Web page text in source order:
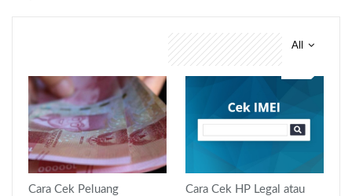
All
Cara Cek Peluang
Cara Cek HP Legal atau